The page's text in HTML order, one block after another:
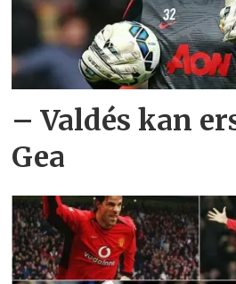
– Valdés kan
Gea